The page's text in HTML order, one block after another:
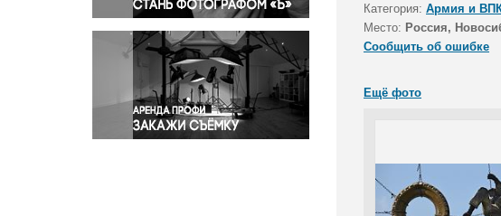
Религия
Светская жизнь
Спорт
Экология
Экономика и бизнес
Категория: Армия и
Место: Россия,
Сообщить об ошибке
Ещё фото